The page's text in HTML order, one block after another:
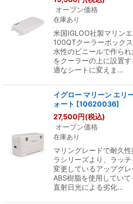
オープン価格
在庫あり
米国IGLOO社製マリン
100QTクーラーボック
水性のビニールで作ら
をクーラーの上に設置
適なシートに変えま…
イグロー マリーン エ
ォート [10620036]
27,500円(税込)
オープン価格
在庫あり
マリングレードで耐久
ラシリーズより、ラッ
変更しているアップグ
ABS樹脂を使用してい
直射日光による劣化…